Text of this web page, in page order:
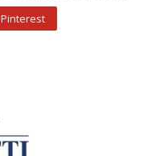
Pinterest